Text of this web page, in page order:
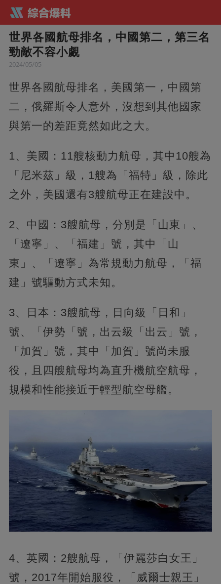
世界各國航母排名，中國第二，第三名
勁敵不容小覷
2024/05/05
世界各國航母排名，美國第一，中國第
二，俄羅斯令人意外，沒想到其他國家
與第一的差距竟然如此之大。
1、美國：11艘核動力航母，其中10艘為
「尼米茲」級，1艘為「福特」級，除此
之外，美國還有3艘航母正在建設中。
2、中國：3艘航母，分別是「山東」、
「遼寧」、「福建」號，其中「山
東」、「遼寧」為常規動力航母，「福
建」號驅動方式未知。
3、日本：3艘航母，日向級「日和」
號、「伊勢「號，出云級「出云」號，
「加賀」號，其中「加賀」號尚未服
役，且四艘航母均為直升機航空航母，
規模和性能接近于輕型航空母艦。
4、英國：2艘航母，「伊麗莎白女王」
號，2017年開始服役，「威爾士親王」